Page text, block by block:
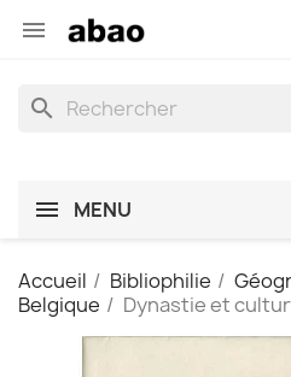

search
MENU
Accueil Bibliophilie
Belgique
Dynastie et